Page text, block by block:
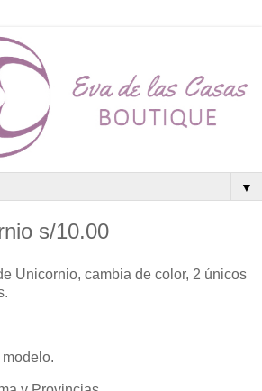
▼
s/10.00
Unicornio, cambia de color, 2 únicos